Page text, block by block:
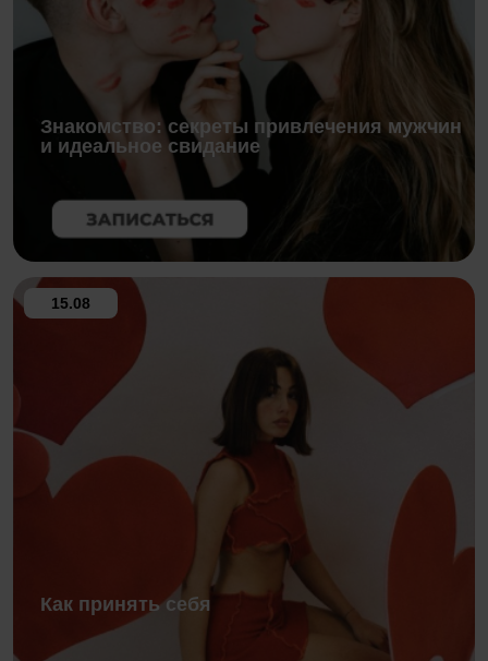
Знакомство: секреты привлечения мужчин
и идеальное свидание
Как принять себя
15.08